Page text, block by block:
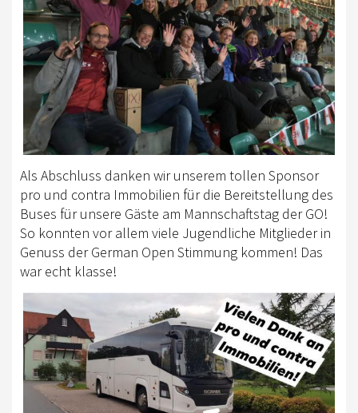
Als Abschluss danken wir unserem tollen Sponsor
pro und contra Immobilien für die Bereitstellung des
Buses für unsere Gäste am Mannschaftstag der GO!
So konnten vor allem viele Jugendliche Mitglieder in
Genuss der German Open Stimmung kommen! Das
war echt klasse!